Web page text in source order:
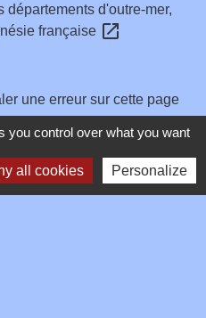
départements d'outre-mer,
française open_in_new
une erreur sur cette page
you control over what you want
all cookies Personalize